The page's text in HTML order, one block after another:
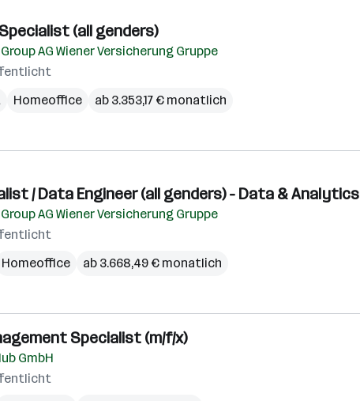
(all genders)
AG Wiener Versicherung Gruppe
Homeoffice ab 3.353,17 € monatlich
/ Data Engineer (all genders) - Data & Analytics
AG Wiener Versicherung Gruppe
Homeoffice ab 3.668,49 € monatlich
Specialist (m/f/x)
GmbH